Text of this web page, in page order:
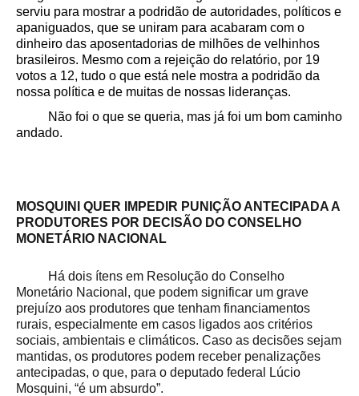
serviu para mostrar a podridão de autoridades, políticos e
apaniguados, que se uniram para acabaram com o
dinheiro das aposentadorias de milhões de velhinhos
brasileiros. Mesmo com a rejeição do relatório, por 19
votos a 12, tudo o que está nele mostra a podridão da
nossa política e de muitas de nossas lideranças.
Não foi o que se queria, mas já foi um bom caminho
andado.
MOSQUINI QUER IMPEDIR PUNIÇÃO ANTECIPADA A
PRODUTORES POR DECISÃO DO CONSELHO
MONETÁRIO NACIONAL
Há dois ítens em Resolução do Conselho
Monetário Nacional, que podem significar um grave
prejuízo aos produtores que tenham financiamentos
rurais, especialmente em casos ligados aos critérios
sociais, ambientais e climáticos. Caso as decisões sejam
mantidas, os produtores podem receber penalizações
antecipadas, o que, para o deputado federal Lúcio
Mosquini, “é um absurdo”.